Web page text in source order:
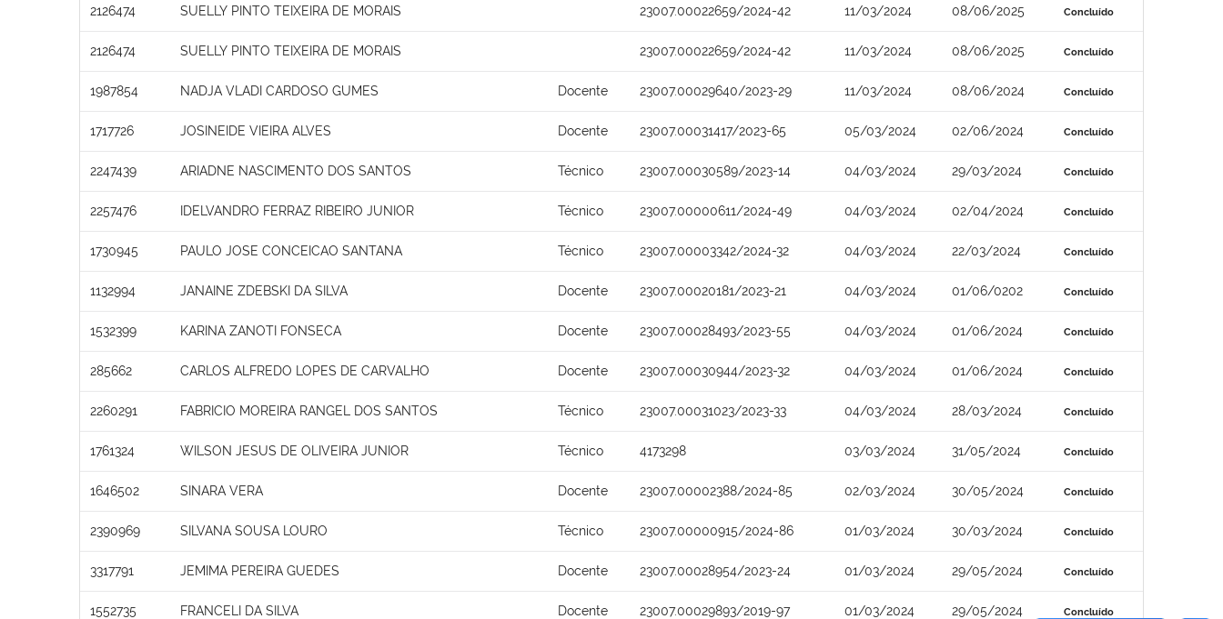
2126474 SUELLY PINTO TEIXEIRA DE MORAIS 23007.00022659/2024-42 11/03/2024 08/06/2025 Concluído
2126474 SUELLY PINTO TEIXEIRA DE MORAIS 23007.00022659/2024-42 11/03/2024 08/06/2025 Concluído
1987854 NADJA VLADI CARDOSO GUMES Docente 23007.00029640/2023-29 11/03/2024 08/06/2024 Concluído
1717726 JOSINEIDE VIEIRA ALVES Docente 23007.00031417/2023-65 05/03/2024 02/06/2024 Concluído
2247439 ARIADNE NASCIMENTO DOS SANTOS Técnico 23007.00030589/2023-14 04/03/2024 29/03/2024 Concluído
2257476 IDELVANDRO FERRAZ RIBEIRO JUNIOR Técnico 23007.00000611/2024-49 04/03/2024 02/04/2024 Concluído
1730945 PAULO JOSE CONCEICAO SANTANA Técnico 23007.00003342/2024-32 04/03/2024 22/03/2024 Concluído
1132994 JANAINE ZDEBSKI DA SILVA Docente 23007.00020181/2023-21 04/03/2024 01/06/0202 Concluído
1532399 KARINA ZANOTI FONSECA Docente 23007.00028493/2023-55 04/03/2024 01/06/2024 Concluído
285662 CARLOS ALFREDO LOPES DE CARVALHO Docente 23007.00030944/2023-32 04/03/2024 01/06/2024 Concluído
2260291 FABRICIO MOREIRA RANGEL DOS SANTOS Técnico 23007.00031023/2023-33 04/03/2024 28/03/2024 Concluído
1761324 WILSON JESUS DE OLIVEIRA JUNIOR Técnico 4173298 03/03/2024 31/05/2024 Concluído
1646502 SINARA VERA Docente 23007.00002388/2024-85 02/03/2024 30/05/2024 Concluído
2390969 SILVANA SOUSA LOURO Técnico 23007.00000915/2024-86 01/03/2024 30/03/2024 Concluído
3317791 JEMIMA PEREIRA GUEDES Docente 23007.00028954/2023-24 01/03/2024 29/05/2024 Concluído
1552735 FRANCELI DA SILVA Docente 23007.00029893/2019-97 01/03/2024 29/05/2024 Concluído